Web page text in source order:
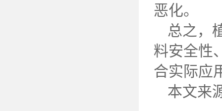
恶化。
总之，
料安全性
合实际应
本文来